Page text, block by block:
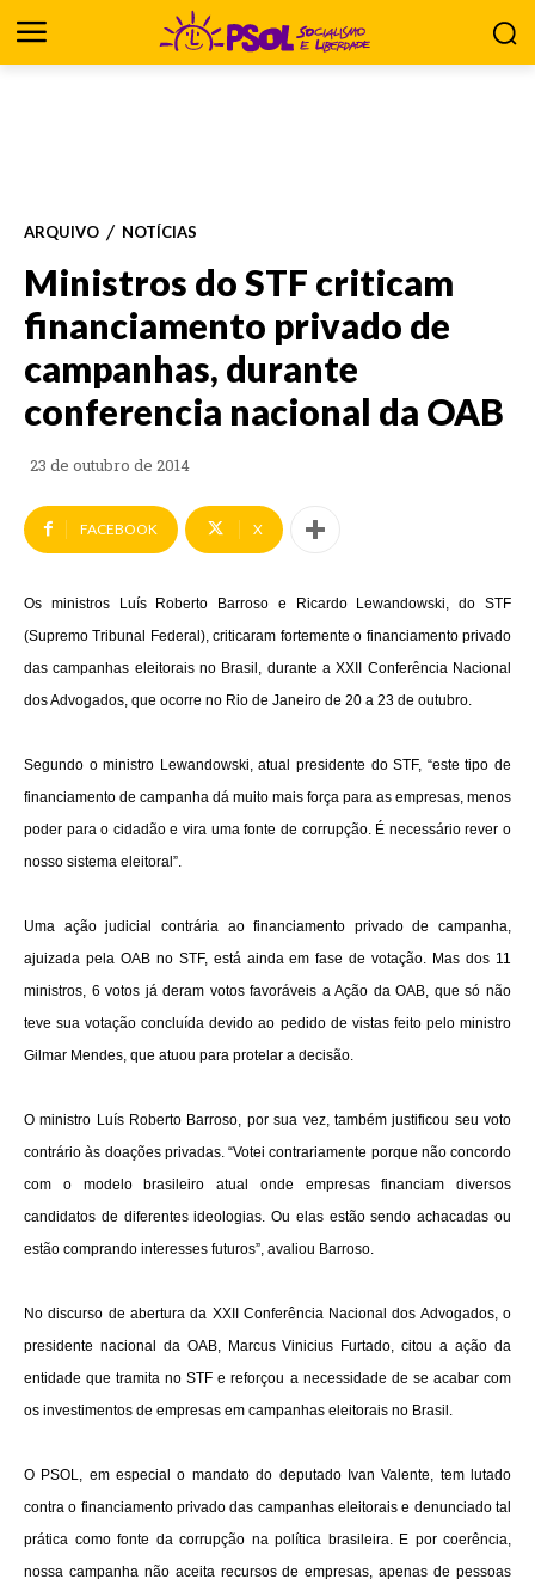
ARQUIVO NOTÍCIAS
Ministros do STF criticam
financiamento privado de
campanhas, durante
conferencia nacional da OAB
23 de outubro de 2014
FACEBOOK X
Os ministros Luís Roberto Barroso e Ricardo Lewandowski, do STF
(Supremo Tribunal Federal), criticaram fortemente o financiamento privado
das campanhas eleitorais no Brasil, durante a XXII Conferência Nacional
dos Advogados, que ocorre no Rio de Janeiro de 20 a 23 de outubro.
Segundo o ministro Lewandowski, atual presidente do STF, “este tipo de
financiamento de campanha dá muito mais força para as empresas, menos
poder para o cidadão e vira uma fonte de corrupção. É necessário rever o
nosso sistema eleitoral”.
Uma ação judicial contrária ao financiamento privado de campanha,
ajuizada pela OAB no STF, está ainda em fase de votação. Mas dos 11
ministros, 6 votos já deram votos favoráveis a Ação da OAB, que só não
teve sua votação concluída devido ao pedido de vistas feito pelo ministro
Gilmar Mendes, que atuou para protelar a decisão.
O ministro Luís Roberto Barroso, por sua vez, também justificou seu voto
contrário às doações privadas. “Votei contrariamente porque não concordo
com o modelo brasileiro atual onde empresas financiam diversos
candidatos de diferentes ideologias. Ou elas estão sendo achacadas ou
estão comprando interesses futuros”, avaliou Barroso.
No discurso de abertura da XXII Conferência Nacional dos Advogados, o
presidente nacional da OAB, Marcus Vinicius Furtado, citou a ação da
entidade que tramita no STF e reforçou a necessidade de se acabar com
os investimentos de empresas em campanhas eleitorais no Brasil.
O PSOL, em especial o mandato do deputado Ivan Valente, tem lutado
contra o financiamento privado das campanhas eleitorais e denunciado tal
prática como fonte da corrupção na política brasileira. E por coerência,
nossa campanha não aceita recursos de empresas, apenas de pessoas